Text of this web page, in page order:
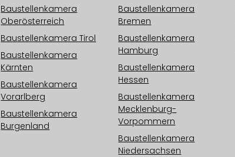
Baustellenkamera
Oberösterreich
Baustellenkamera Tirol
Baustellenkamera
Kärnten
Baustellenkamera
Vorarlberg
Baustellenkamera
Burgenland
Baustellenkamera
Bremen
Baustellenkamera
Hamburg
Baustellenkamera
Hessen
Baustellenkamera
Mecklenburg-
Vorpommern
Baustellenkamera
Niedersachsen